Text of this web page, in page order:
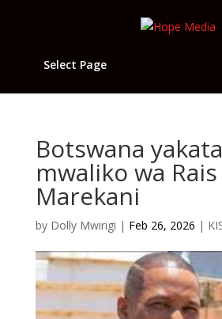
Select Page
Botswana
mwaliko wa
Marekani
by Dolly Mwirigi | Feb 26, 2026 |